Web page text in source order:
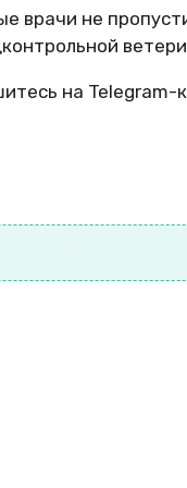
врачи не
на Telegram-